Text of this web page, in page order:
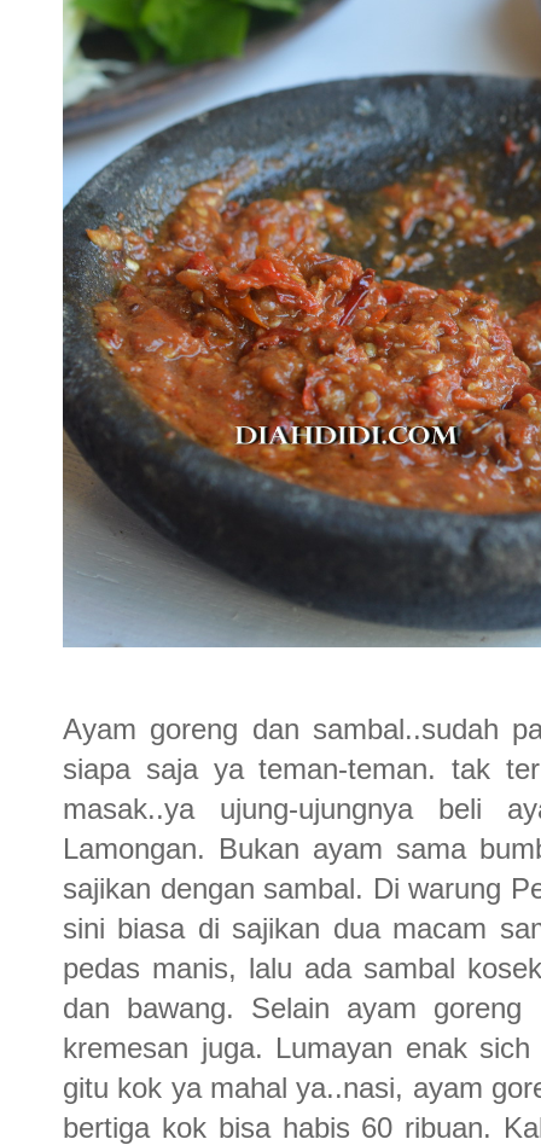
Ayam goreng dan sambal..sudah
siapa saja ya teman-teman. tak
masak..ya ujung-ujungnya beli
Lamongan. Bukan ayam sama
sajikan dengan sambal. Di warung
sini biasa di sajikan dua macam
pedas manis, lalu ada sambal
dan bawang. Selain ayam
kremesan juga. Lumayan enak
gitu kok ya mahal ya..nasi, ayam
bertiga kok bisa habis 60 ribuan.